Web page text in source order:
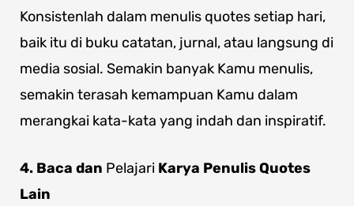
Konsistenlah dalam menulis quotes setiap hari,
baik itu di buku catatan, jurnal, atau langsung di
media sosial. Semakin banyak Kamu menulis,
semakin terasah kemampuan Kamu dalam
merangkai kata-kata yang indah dan inspiratif.
4. Baca dan Pelajari Karya Penulis Quotes
Lain